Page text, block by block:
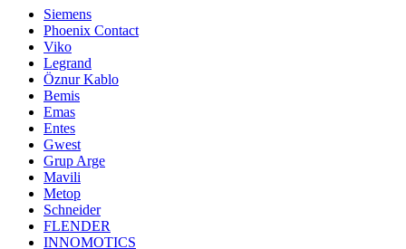
Siemens
Phoenix Contact
Viko
Legrand
Öznur Kablo
Bemis
Emas
Entes
Gwest
Grup Arge
Mavili
Metop
Schneider
FLENDER
INNOMOTICS